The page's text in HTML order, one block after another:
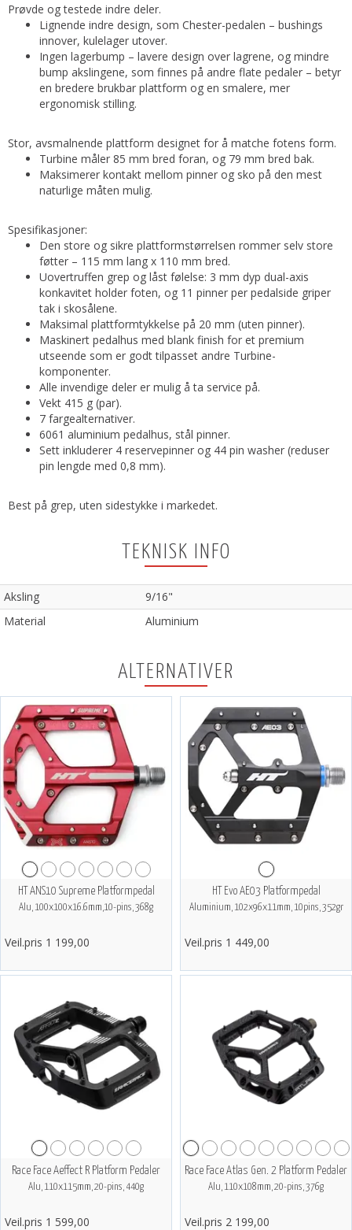
Prøvde og testede indre deler.
Lignende indre design, som Chester-pedalen – bushings
innover, kulelager utover.
Ingen lagerbump – lavere design over lagrene, og mindre
bump akslingene, som finnes på andre flate pedaler – betyr
en bredere brukbar plattform og en smalere, mer
ergonomisk stilling.
Stor, avsmalnende plattform designet for å matche fotens form.
Turbine måler 85 mm bred foran, og 79 mm bred bak.
Maksimerer kontakt mellom pinner og sko på den mest
naturlige måten mulig.
Spesifikasjoner:
Den store og sikre plattformstørrelsen rommer selv store
føtter – 115 mm lang x 110 mm bred.
Uovertruffen grep og låst følelse: 3 mm dyp dual-axis
konkavitet holder foten, og 11 pinner per pedalside griper
tak i skosålene.
Maksimal plattformtykkelse på 20 mm (uten pinner).
Maskinert pedalhus med blank finish for et premium
utseende som er godt tilpasset andre Turbine-
komponenter.
Alle invendige deler er mulig å ta service på.
Vekt 415 g (par).
7 fargealternativer.
6061 aluminium pedalhus, stål pinner.
Sett inkluderer 4 reservepinner og 44 pin washer (reduser
pin lengde med 0,8 mm).
Best på grep, uten sidestykke i markedet.
TEKNISK INFO
Aksling
9/16"
Material
Aluminium
ALTERNATIVER
HT ANS10 Supreme Platformpedal
Alu, 100x100x16.6mm,10-pins, 368g
Veil.pris 1 199,00
HT Evo AE03 Platformpedal
Aluminium, 102x96x11mm, 10pins, 352gr
Veil.pris 1 449,00
Race Face Aeffect R Platform Pedaler
Alu, 110x115mm, 20-pins, 440g
Veil.pris 1 599,00
Race Face Atlas Gen. 2 Platform Pedaler
Alu, 110x108mm, 20-pins, 376g
Veil.pris 2 199,00